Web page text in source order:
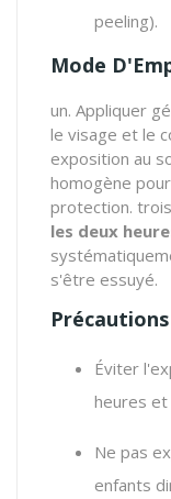
peeling).
Mode
un. Appliquer
le visage et le
exposition au
homogène
protection.
les deux
s'être essuyé.
Éviter
heures et
Ne pas
enfants